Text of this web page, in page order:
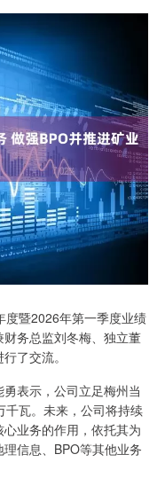
暨2026年第一季度业绩
务总监刘冬梅、独立董
了交流。
表示，公司立足梅州当
瓦。未来，公司将持续
业务的作用，依托其为
信息、BPO等其他业务